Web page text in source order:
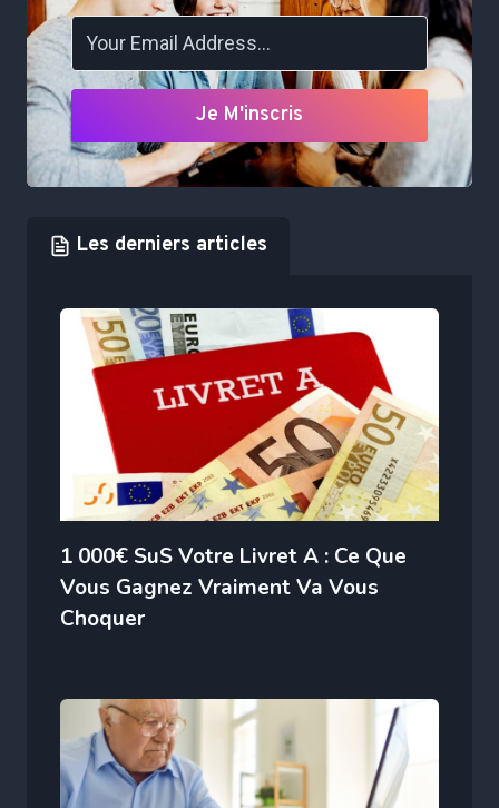
Je M'inscris
Les derniers articles
1 000€ SuS Votre Livret A : Ce Que
Vous Gagnez Vraiment Va Vous
Choquer